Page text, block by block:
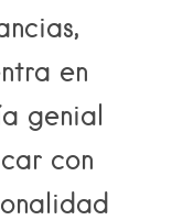
en
genial
con